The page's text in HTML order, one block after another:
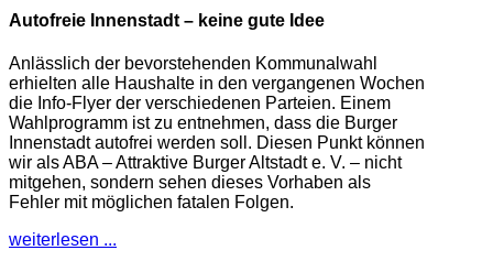
Autofreie Innenstadt – keine gute Idee
Anlässlich der bevorstehenden Kommunalwahl
erhielten alle Haushalte in den vergangenen Wochen
die Info-Flyer der verschiedenen Parteien. Einem
Wahlprogramm ist zu entnehmen, dass die Burger
Innenstadt autofrei werden soll. Diesen Punkt können
wir als ABA – Attraktive Burger Altstadt e. V. – nicht
mitgehen, sondern sehen dieses Vorhaben als
Fehler mit möglichen fatalen Folgen.
weiterlesen ...